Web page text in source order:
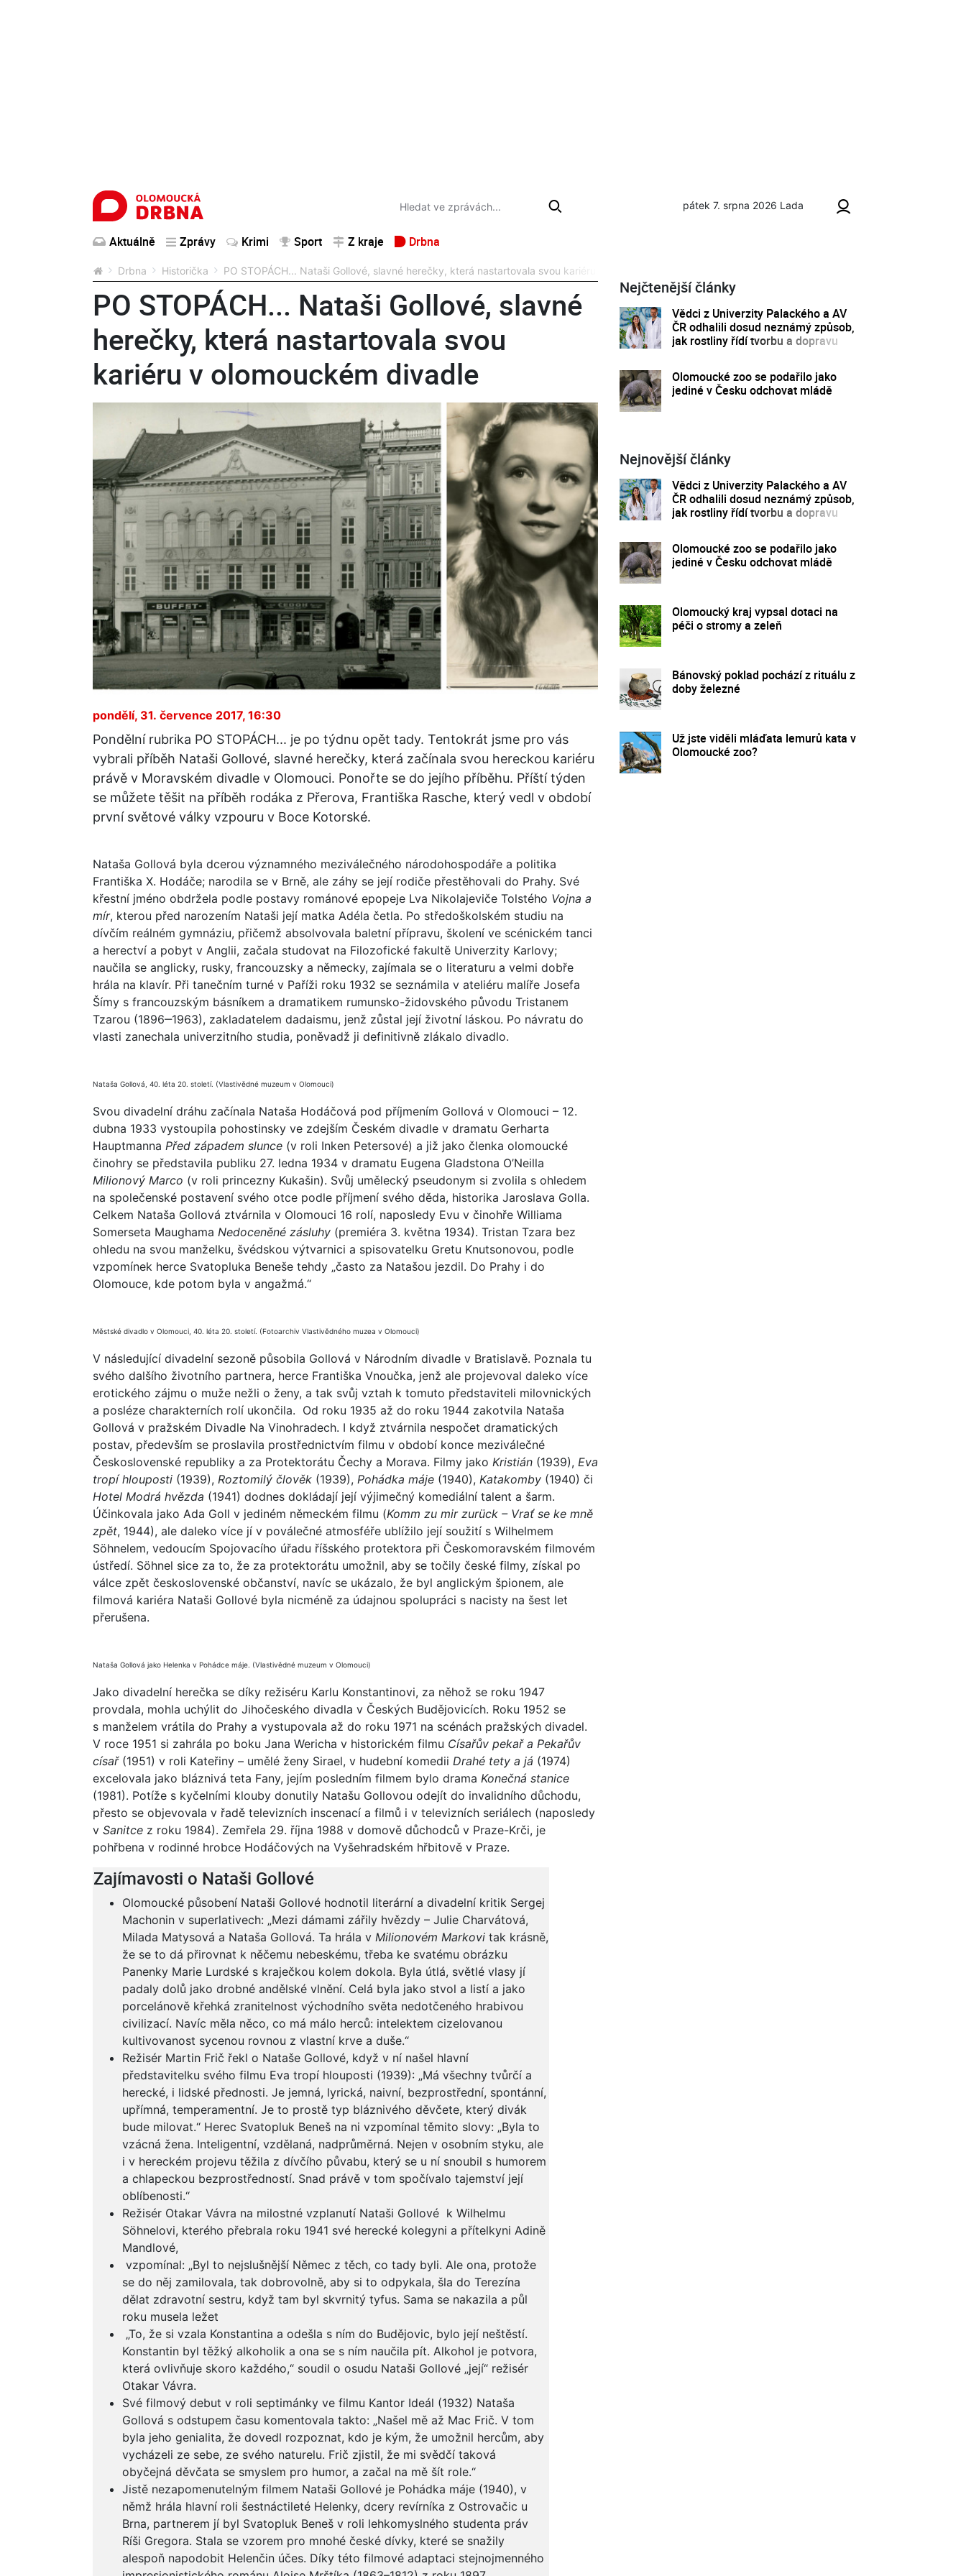
pátek 7. srpna 2026 Lada
Aktuálně Zprávy Krimi Sport Z kraje Drbna
Drbna Historička PO STOPÁCH... Nataši Gollové, slavné herečky, která nastartovala svou kariéru v olomouckém divadle
PO STOPÁCH... Nataši Gollové, slavné
herečky, která nastartovala svou
kariéru v olomouckém divadle
pondělí, 31. července 2017, 16:30
Pondělní rubrika PO STOPÁCH... je po týdnu opět tady. Tentokrát jsme pro vás
vybrali příběh Nataši Gollové, slavné herečky, která začínala svou hereckou kariéru
právě v Moravském divadle v Olomouci. Ponořte se do jejího příběhu. Příští týden
se můžete těšit na příběh rodáka z Přerova, Františka Rasche, který vedl v období
první světové války vzpouru v Boce Kotorské.
Nataša Gollová byla dcerou významného meziválečného národohospodáře a politika
Františka X. Hodáče; narodila se v Brně, ale záhy se její rodiče přestěhovali do Prahy. Své
křestní jméno obdržela podle postavy románové epopeje Lva Nikolajeviče Tolstého Vojna a
mír, kterou před narozením Nataši její matka Adéla četla. Po středoškolském studiu na
dívčím reálném gymnáziu, přičemž absolvovala baletní přípravu, školení ve scénickém tanci
a herectví a pobyt v Anglii, začala studovat na Filozofické fakultě Univerzity Karlovy;
naučila se anglicky, rusky, francouzsky a německy, zajímala se o literaturu a velmi dobře
hrála na klavír. Při tanečním turné v Paříži roku 1932 se seznámila v ateliéru malíře Josefa
Šímy s francouzským básníkem a dramatikem rumunsko-židovského původu Tristanem
Tzarou (1896‒1963), zakladatelem dadaismu, jenž zůstal její životní láskou. Po návratu do
vlasti zanechala univerzitního studia, poněvadž ji definitivně zlákalo divadlo.
Nataša Gollová, 40. léta 20. století. (Vlastivědné muzeum v Olomouci)
Svou divadelní dráhu začínala Nataša Hodáčová pod příjmením Gollová v Olomouci – 12.
dubna 1933 vystoupila pohostinsky ve zdejším Českém divadle v dramatu Gerharta
Hauptmanna Před západem slunce (v roli Inken Petersové) a již jako členka olomoucké
činohry se představila publiku 27. ledna 1934 v dramatu Eugena Gladstona O’Neilla
Milionový Marco (v roli princezny Kukašin). Svůj umělecký pseudonym si zvolila s ohledem
na společenské postavení svého otce podle příjmení svého děda, historika Jaroslava Golla.
Celkem Nataša Gollová ztvárnila v Olomouci 16 rolí, naposledy Evu v činohře Williama
Somerseta Maughama Nedoceněné zásluhy (premiéra 3. května 1934). Tristan Tzara bez
ohledu na svou manželku, švédskou výtvarnici a spisovatelku Gretu Knutsonovou, podle
vzpomínek herce Svatopluka Beneše tehdy „často za Natašou jezdil. Do Prahy i do
Olomouce, kde potom byla v angažmá.“
Městské divadlo v Olomouci, 40. léta 20. století. (Fotoarchiv Vlastivědného muzea v Olomouci)
V následující divadelní sezoně působila Gollová v Národním divadle v Bratislavě. Poznala tu
svého dalšího životního partnera, herce Františka Vnoučka, jenž ale projevoval daleko více
erotického zájmu o muže nežli o ženy, a tak svůj vztah k tomuto představiteli milovnických
a posléze charakterních rolí ukončila. Od roku 1935 až do roku 1944 zakotvila Nataša
Gollová v pražském Divadle Na Vinohradech. I když ztvárnila nespočet dramatických
postav, především se proslavila prostřednictvím filmu v období konce meziválečné
Československé republiky a za Protektorátu Čechy a Morava. Filmy jako Kristián (1939), Eva
tropí hlouposti (1939), Roztomilý člověk (1939), Pohádka máje (1940), Katakomby (1940) či
Hotel Modrá hvězda (1941) dodnes dokládají její výjimečný komediální talent a šarm.
Účinkovala jako Ada Goll v jediném německém filmu (Komm zu mir zurück – Vrať se ke mně
zpět, 1944), ale daleko více jí v poválečné atmosféře ublížilo její soužití s Wilhelmem
Söhnelem, vedoucím Spojovacího úřadu říšského protektora při Českomoravském filmovém
ústředí. Söhnel sice za to, že za protektorátu umožnil, aby se točily české filmy, získal po
válce zpět československé občanství, navíc se ukázalo, že byl anglickým špionem, ale
filmová kariéra Nataši Gollové byla nicméně za údajnou spolupráci s nacisty na šest let
přerušena.
Nataša Gollová jako Helenka v Pohádce máje. (Vlastivědné muzeum v Olomouci)
Jako divadelní herečka se díky režiséru Karlu Konstantinovi, za něhož se roku 1947
provdala, mohla uchýlit do Jihočeského divadla v Českých Budějovicích. Roku 1952 se
s manželem vrátila do Prahy a vystupovala až do roku 1971 na scénách pražských divadel.
V roce 1951 si zahrála po boku Jana Wericha v historickém filmu Císařův pekař a Pekařův
císař(1951) v roli Kateřiny – umělé ženy Sirael, v hudební komedii Drahé tety a já (1974)
excelovala jako bláznivá teta Fany, jejím posledním filmem bylo drama Konečná stanice
(1981). Potíže s kyčelními klouby donutily Natašu Gollovou odejít do invalidního důchodu,
přesto se objevovala v řadě televizních inscenací a filmů i v televizních seriálech (naposledy
v Sanitce z roku 1984). Zemřela 29. října 1988 v domově důchodců v Praze-Krči, je
pohřbena v rodinné hrobce Hodáčových na Vyšehradském hřbitově v Praze.
Zajímavosti o Nataši Gollové
Olomoucké působení Nataši Gollové hodnotil literární a divadelní kritik Sergej
Machonin v superlativech: „Mezi dámami zářily hvězdy – Julie Charvátová,
Milada Matysová a Nataša Gollová. Ta hrála v Milionovém Markovi tak krásně,
že se to dá přirovnat k něčemu nebeskému, třeba ke svatému obrázku
Panenky Marie Lurdské s kraječkou kolem dokola. Byla útlá, světlé vlasy jí
padaly dolů jako drobné andělské vlnění. Celá byla jako stvol a listí a jako
porcelánově křehká zranitelnost východního světa nedotčeného hrabivou
civilizací. Navíc měla něco, co má málo herců: intelektem cizelovanou
kultivovanost sycenou rovnou z vlastní krve a duše.“
Režisér Martin Frič řekl o Nataše Gollové, když v ní našel hlavní
představitelku svého filmu Eva tropí hlouposti (1939): „Má všechny tvůrčí a
herecké, i lidské přednosti. Je jemná, lyrická, naivní, bezprostřední, spontánní,
upřímná, temperamentní. Je to prostě typ bláznivého děvčete, který divák
bude milovat.“ Herec Svatopluk Beneš na ni vzpomínal těmito slovy: „Byla to
vzácná žena. Inteligentní, vzdělaná, nadprůměrná. Nejen v osobním styku, ale
i v hereckém projevu těžila z dívčího půvabu, který se u ní snoubil s humorem
a chlapeckou bezprostředností. Snad právě v tom spočívalo tajemství její
oblíbenosti.“
Režisér Otakar Vávra na milostné vzplanutí Nataši Gollové k Wilhelmu
Söhnelovi, kterého přebrala roku 1941 své herecké kolegyni a přítelkyni Adině
Mandlové,
vzpomínal: „Byl to nejslušnější Němec z těch, co tady byli. Ale ona, protože
se do něj zamilovala, tak dobrovolně, aby si to odpykala, šla do Terezína
dělat zdravotní sestru, když tam byl skvrnitý tyfus. Sama se nakazila a půl
roku musela ležet
„To, že si vzala Konstantina a odešla s ním do Budějovic, bylo její neštěstí.
Konstantin byl těžký alkoholik a ona se s ním naučila pít. Alkohol je potvora,
která ovlivňuje skoro každého,“ soudil o osudu Nataši Gollové „její“ režisér
Otakar Vávra.
Své filmový debut v roli septimánky ve filmu Kantor Ideál (1932) Nataša
Gollová s odstupem času komentovala takto: „Našel mě až Mac Frič. V tom
byla jeho genialita, že dovedl rozpoznat, kdo je kým, že umožnil hercům, aby
vycházeli ze sebe, ze svého naturelu. Frič zjistil, že mi svědčí taková
obyčejná děvčata se smyslem pro humor, a začal na mě šít role.“
Jistě nezapomenutelným filmem Nataši Gollové je Pohádka máje (1940), v
němž hrála hlavní roli šestnáctileté Helenky, dcery revírníka z Ostrovačic u
Brna, partnerem jí byl Svatopluk Beneš v roli lehkomyslného studenta práv
Ríši Gregora. Stala se vzorem pro mnohé české dívky, které se snažily
alespoň napodobit Helenčin účes. Díky této filmové adaptaci stejnojmenného
Nejčtenější články
Vědci z Univerzity Palackého a AV
ČR odhalili dosud neznámý způsob,
jak rostliny řídí tvorbu a dopravu
Olomoucké zoo se podařilo jako
jediné v Česku odchovat mládě
Nejnovější články
Vědci z Univerzity Palackého a AV
ČR odhalili dosud neznámý způsob,
jak rostliny řídí tvorbu a dopravu
Olomoucké zoo se podařilo jako
jediné v Česku odchovat mládě
Olomoucký kraj vypsal dotaci na
péči o stromy a zeleň
Bánovský poklad pochází z rituálu z
doby železné
Už jste viděli mláďata lemurů kata v
Olomoucké zoo?